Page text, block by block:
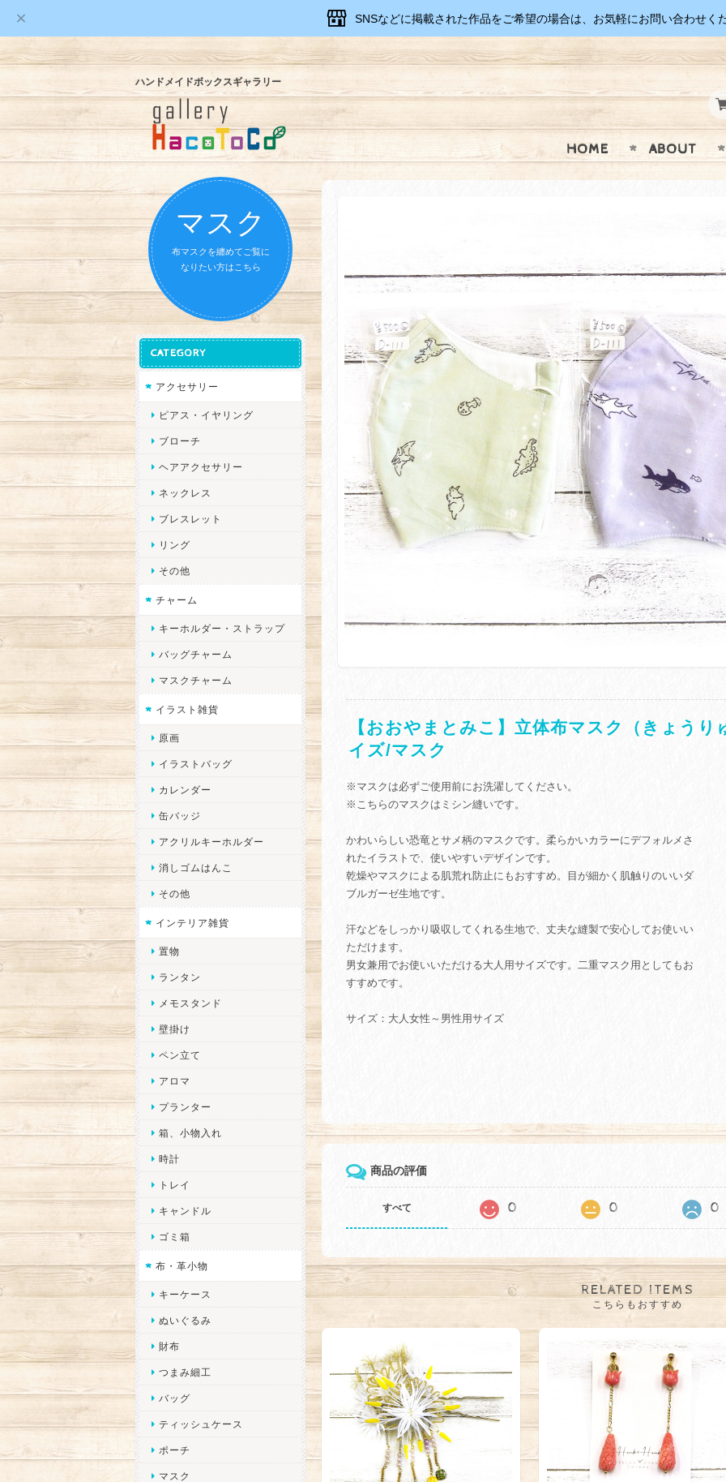
SNSなどに掲載された作品をご希望の場合は、お気軽にお問い合わせく
ハンドメイドボックスギャラリー
HOME ABOUT
【おおやまとみこ】立体布マスク（きょう
イズ/マスク
※マスクは必ずご使用前にお洗濯してください。
※こちらのマスクはミシン縫いです。
かわいらしい恐竜とサメ柄のマスクです。柔らかいカラーにデフォルメさ
れたイラストで、使いやすいデザインです。
乾燥やマスクによる肌荒れ防止にもおすすめ。目が細かく肌触りのいいダ
ブルガーゼ生地です。
汗などをしっかり吸収してくれる生地で、丈夫な縫製で安心してお使いい
ただけます。
男女兼用でお使いいただける大人用サイズです。二重マスク用としてもお
すすめです。
サイズ：大人女性～男性用サイズ
商品の評価
すべて 0 0 0
RELATED ITEMS
こちらもおすすめ
マスク
布マスクを纏めてご覧に
なりたい方はこちら
CATEGORY
アクセサリー
ピアス・イヤリング
ブローチ
ヘアアクセサリー
ネックレス
ブレスレット
リング
その他
チャーム
キーホルダー・ストラップ
バッグチャーム
マスクチャーム
イラスト雑貨
原画
イラストバッグ
カレンダー
缶バッジ
アクリルキーホルダー
消しゴムはんこ
その他
インテリア雑貨
置物
ランタン
メモスタンド
壁掛け
ペン立て
アロマ
プランター
箱、小物入れ
時計
トレイ
キャンドル
ゴミ箱
布・革小物
キーケース
ぬいぐるみ
財布
つまみ細工
バッグ
ティッシュケース
ポーチ
マスク